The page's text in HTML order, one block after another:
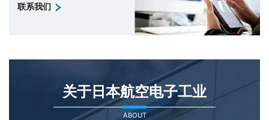
联系我们
关于日本航空电子工业
ABOUT